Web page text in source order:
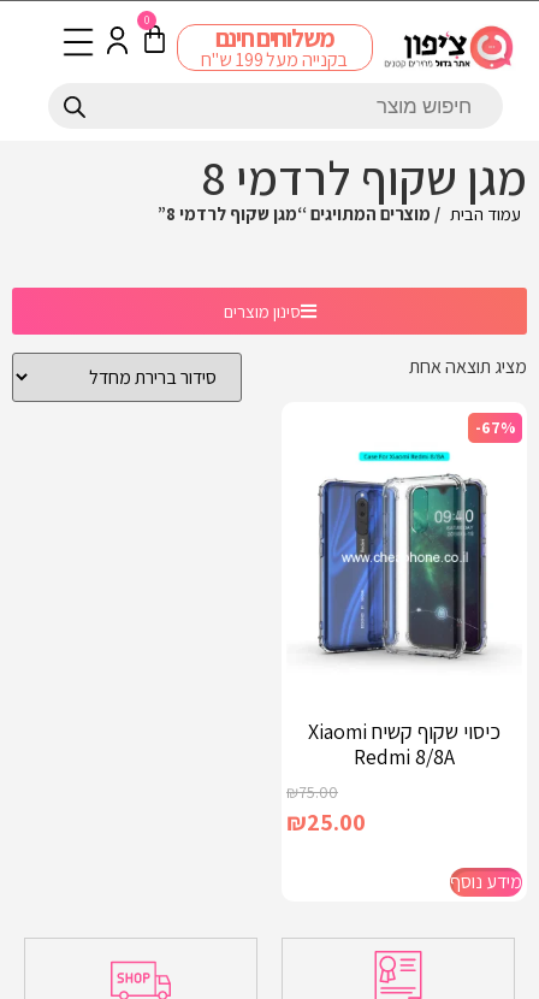
משלוחים חינם
בקנייה מעל 199 ש"ח
0
מגן שקוף לרדמי 8
עמוד הבית / מוצרים המתויגים “מגן שקוף לרדמי 8”
סינון מוצרים
מציג תוצאה אחת
-67%
כיסוי שקוף קשיח Xiaomi
Redmi 8/8A
₪75.00
₪25.00
מידע נוסף